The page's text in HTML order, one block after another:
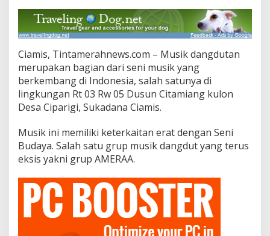
k
a
n
e
n
t
u
h
a
P
e
m
r
i
t
Ciamis, Tintamerahnews.com – Musik dangdutan
merupakan bagian dari seni musik yang
berkembang di Indonesia, salah satunya di
lingkungan Rt 03 Rw 05 Dusun Citamiang kulon
Desa Ciparigi, Sukadana Ciamis.
Musik ini memiliki keterkaitan erat dengan Seni
Budaya. Salah satu grup musik dangdut yang terus
eksis yakni grup AMERAA.